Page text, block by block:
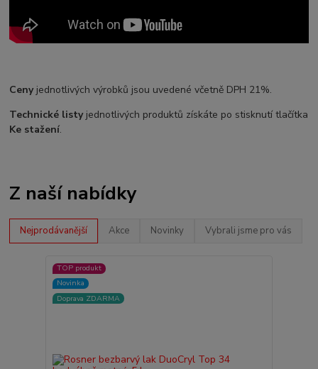
Cenyjednotlivých výrobků jsou uvedené včetně DPH 21%.
Technické listyjednotlivých produktů získáte po stisknutí tlačítka
Ke stažení.
Z naší nabídky
Nejprodávanější Akce Novinky Vybrali jsme pro vás
TOP produkt
Novinka
Doprava ZDARMA